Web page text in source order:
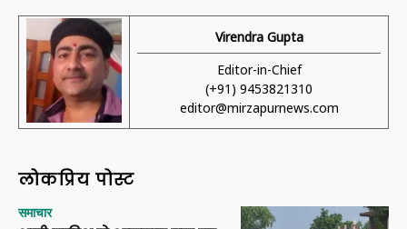
Virendra Gupta
Editor-in-Chief
(+91) 9453821310
editor@mirzapurnews.com
लोकप्रिय पोस्ट
समाचार